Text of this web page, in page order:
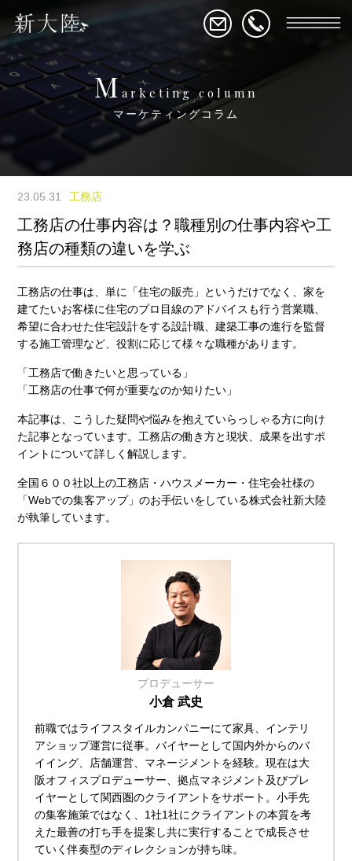
Marketing column
マーケティングコラム
23.05.31 工務店
工務店の仕事内容は？職種別の仕事内容や工
務店の種類の違いを学ぶ
工務店の仕事は、単に「住宅の販売」というだけでなく、家を
建てたいお客様に住宅のプロ目線のアドバイスも行う営業職、
希望に合わせた住宅設計をする設計職、建築工事の進行を監督
する施工管理など、役割に応じて様々な職種があります。
「工務店で働きたいと思っている」
「工務店の仕事で何が重要なのか知りたい」
本記事は、こうした疑問や悩みを抱えていらっしゃる方に向け
た記事となっています。工務店の働き方と現状、成果を出すポ
イントについて詳しく解説します。
全国６００社以上の工務店・ハウスメーカー・住宅会社様の
「Webでの集客アップ」のお手伝いをしている株式会社新大陸
が執筆しています。
プロデューサー
小倉 武史
前職ではライフスタイルカンパニーにて家具、インテリ
アショップ運営に従事。バイヤーとして国内外からのバ
イイング、店舗運営、マネージメントを経験。現在は大
阪オフィスプロデューサー、拠点マネジメント及びプレ
イヤーとして関西圏のクライアントをサポート。小手先
の集客施策ではなく、1社1社にクライアントの本質を考
えた最善の打ち手を提案し共に実行することで成長させ
ていく伴奏型のディレクションが持ち味。